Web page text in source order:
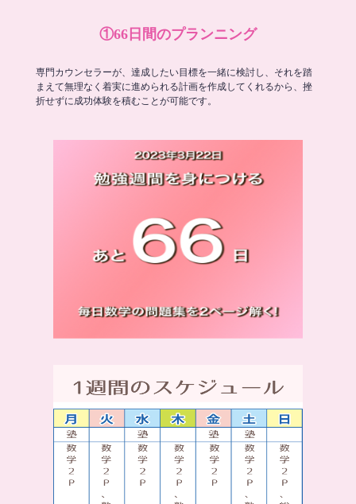
①66日間のプランニング
専門カウンセラーが、達成したい目標を一緒に検討し、それを踏
まえて無理なく着実に進められる計画を作成してくれるから、挫
折せずに成功体験を積むことが可能です。